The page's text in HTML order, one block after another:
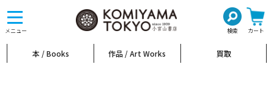
メニュー 検索 カート
toggle
navigation
本 / Books 作品 / Art Works 買取